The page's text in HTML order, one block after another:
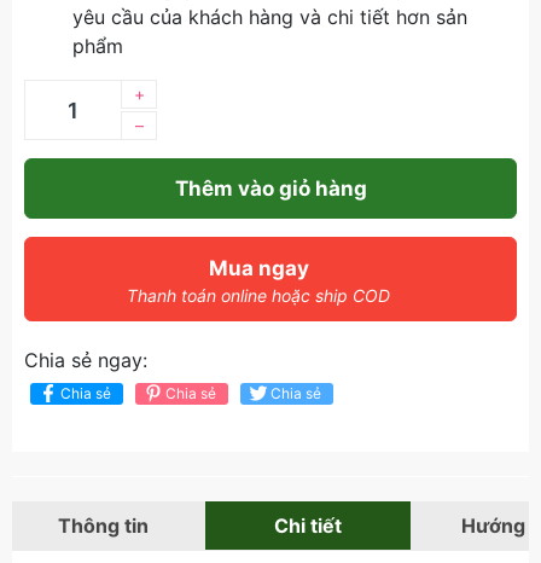
yêu cầu của khách hàng và chi tiết hơn sản
phẩm
–
+
Thêm vào giỏ hàng
Mua ngay
Thanh toán online hoặc ship COD
Chia sẻ ngay:
Chia sẻ Chia sẻ Chia sẻ
Thông tin Chi tiết Hướng